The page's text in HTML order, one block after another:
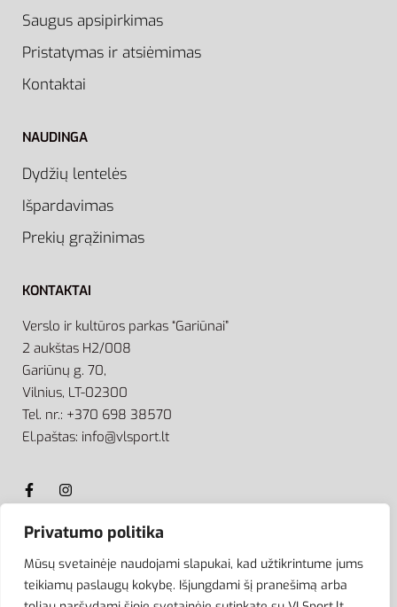
Privatumo politika
Mūsų svetainėje naudojami slapukai, kad užtikrintume jums
teikiamų paslaugų kokybę. Išjungdami šį pranešimą arba
Saugus apsipirkimas
Pristatymas ir atsiėmimas
Kontaktai
NAUDINGA
Dydžių lentelės
Išpardavimas
Prekių grąžinimas
KONTAKTAI
Verslo ir kultūros parkas “Gariūnai”
2 aukštas H2/008
Gariūnų g. 70,
Vilnius, LT-02300
Tel. nr.: +370 698 38570
El.paštas: info@vlsport.lt